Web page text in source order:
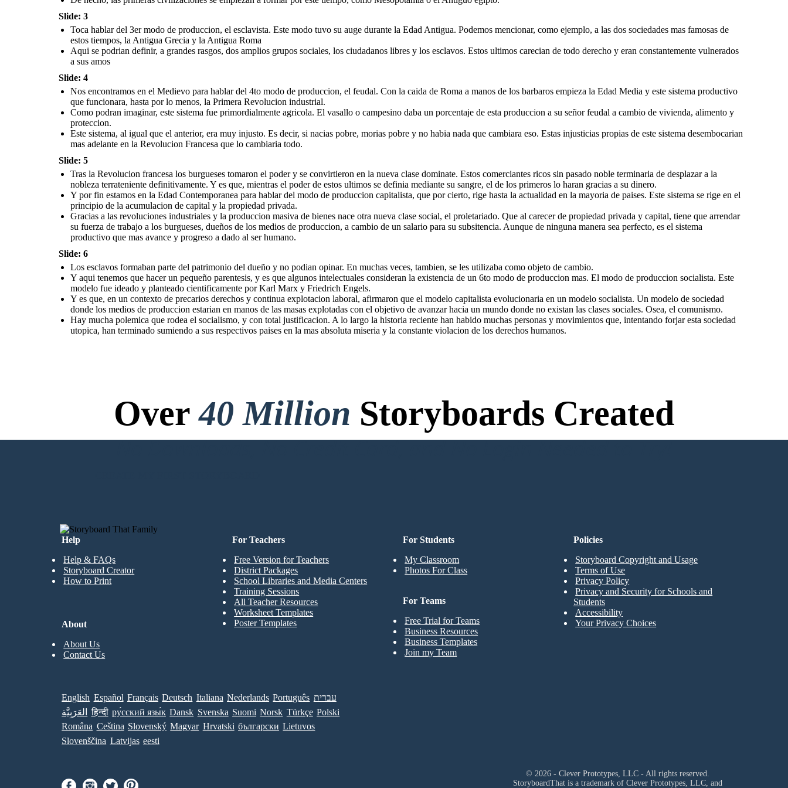
evolucionaria en un
donde los medios de
produccion estarian en
explotadas con el
objetivo de avanzar hacia
un mundo donde no
existan las clases
sociales. Osea, el
Hay mucha polemica que rodea el socialismo, y con
intentando forjar esta sociedad utopica, han
terminado sumiendo a sus respectivos paises en la
mas absoluta miseria y la constante violacion de los
Slide: 3
Toca hablar del 3er modo de produccion, el esclavista. Este modo tuvo su auge durante la Edad Antigua. Podemos mencionar, como ejemplo, a las dos sociedades mas famosas de
estos tiempos, la Antigua Grecia y la Antigua Roma
Aqui se podrian definir, a grandes rasgos, dos amplios grupos sociales, los ciudadanos libres y los esclavos. Estos ultimos carecian de todo derecho y eran constantemente vulnerados
a sus amos
Slide: 4
Nos encontramos en el Medievo para hablar del 4to modo de produccion, el feudal. Con la caida de Roma a manos de los barbaros empieza la Edad Media y este sistema productivo
que funcionara, hasta por lo menos, la Primera Revolucion industrial.
Como podran imaginar, este sistema fue primordialmente agricola. El vasallo o campesino daba un porcentaje de esta produccion a su señor feudal a cambio de vivienda, alimento y
proteccion.
Este sistema, al igual que el anterior, era muy injusto. Es decir, si nacias pobre, morias pobre y no habia nada que cambiara eso. Estas injusticias propias de este sistema desembocarian
mas adelante en la Revolucion Francesa que lo cambiaria todo.
Slide: 5
Tras la Revolucion francesa los burgueses tomaron el poder y se convirtieron en la nueva clase dominate. Estos comerciantes ricos sin pasado noble terminaria de desplazar a la
nobleza terrateniente definitivamente. Y es que, mientras el poder de estos ultimos se definia mediante su sangre, el de los primeros lo haran gracias a su dinero.
Y por fin estamos en la Edad Contemporanea para hablar del modo de produccion capitalista, que por cierto, rige hasta la actualidad en la mayoria de paises. Este sistema se rige en el
principio de la acumulacion de capital y la propiedad privada.
Gracias a las revoluciones industriales y la produccion masiva de bienes nace otra nueva clase social, el proletariado. Que al carecer de propiedad privada y capital, tiene que arrendar
su fuerza de trabajo a los burgueses, dueños de los medios de produccion, a cambio de un salario para su subsitencia. Aunque de ninguna manera sea perfecto, es el sistema
productivo que mas avance y progreso a dado al ser humano.
Slide: 6
Los esclavos formaban parte del patrimonio del dueño y no podian opinar. En muchas veces, tambien, se les utilizaba como objeto de cambio.
Y aqui tenemos que hacer un pequeño parentesis, y es que algunos intelectuales consideran la existencia de un 6to modo de produccion mas. El modo de produccion socialista. Este
modelo fue ideado y planteado cientificamente por Karl Marx y Friedrich Engels.
Y es que, en un contexto de precarios derechos y continua explotacion laboral, afirmaron que el modelo capitalista evolucionaria en un modelo socialista. Un modelo de sociedad
donde los medios de produccion estarian en manos de las masas explotadas con el objetivo de avanzar hacia un mundo donde no existan las clases sociales. Osea, el comunismo.
Hay mucha polemica que rodea el socialismo, y con total justificacion. A lo largo la historia reciente han habido muchas personas y movimientos que, intentando forjar esta sociedad
utopica, han terminado sumiendo a sus respectivos paises en la mas absoluta miseria y la constante violacion de los derechos humanos.
Over40 Million Storyboards Created
No Downloads, No Credit Card, and No Login Needed to Try!
Help
Help & FAQs
Storyboard Creator
How to Print
For Students
My Classroom
Photos For Class
For Teachers
Free Version for Teachers
District Packages
School Libraries and Media Centers
Training Sessions
All Teacher Resources
Worksheet Templates
Poster Templates
For Teams
Free Trial for Teams
Business Resources
Business Templates
Join my Team
About
About Us
Contact Us
Policies
Storyboard Copyright and Usage
Terms of Use
Privacy Policy
Privacy and Security for Schools and
Students
Accessibility
Your Privacy Choices
English Español Français Deutsch Italiana Nederlands Português עברית
العَرَبِيَّة
हिन्दी ру́сский язы́к Dansk Svenska Suomi Norsk Türkçe Polski
Româna Ceština Slovenský Magyar Hrvatski български Lietuvos
Slovenščina Latvijas eesti
© 2026 - Clever Prototypes, LLC - All rights reserved.
StoryboardThat is a trademark of Clever Prototypes, LLC, and